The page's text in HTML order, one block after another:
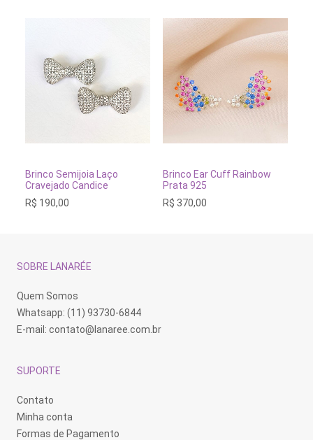
ADICIONAR AO CARRINHO
Brinco Semijoia Laço
Cravejado Candice
R$ 190,00
ADICIONAR AO
Brinco Ear Cuff Rainbow
Prata 925
R$ 370,00
SOBRE LANARÉE
Quem Somos
Whatsapp: (11) 93730-6844
E-mail: contato@lanaree.com.br
SUPORTE
Contato
Minha conta
Formas de Pagamento